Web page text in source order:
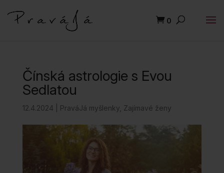
0
Čínská astrologie s Evou
Sedlatou
12.4.2024 PraváJá myšlenky, Zajímavé ženy